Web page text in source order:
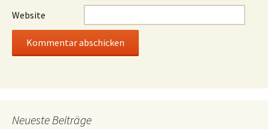
Website
Neueste Beiträge